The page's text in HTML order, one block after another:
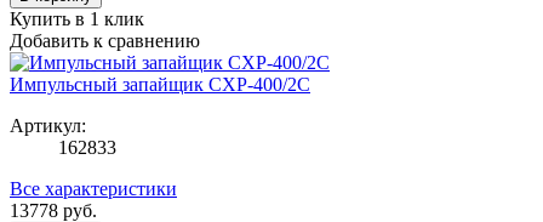
Купить в 1 клик
Добавить к сравнению
Импульсный запайщик CXP-400/2C
Артикул:
162833
Все характеристики
13778 руб.